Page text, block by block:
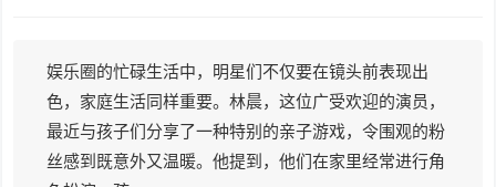
娱乐圈的忙碌生活中，明星们不仅要在镜头前表现出
色，家庭生活同样重要。林晨，这位广受欢迎的演员，
最近与孩子们分享了一种特别的亲子游戏，令围观的粉
丝感到既意外又温暖。他提到，他们在家里经常进行角